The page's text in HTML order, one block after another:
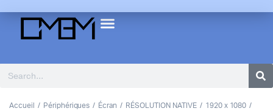
Accueil Périphériques Écran RÉSOLUTION NATIVE
1920 x 1080